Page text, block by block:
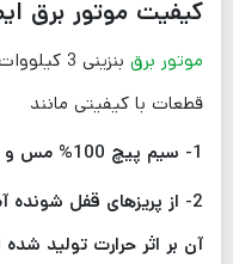
کیفیت موتور برق ایمر 3900 یا
موتور برق
بنزینی 3
قطعات با کیفیتی مانند
1- سیم پیچ 100% مس و
2- از پریزهای قفل
آن بر اثر حرارت تولید